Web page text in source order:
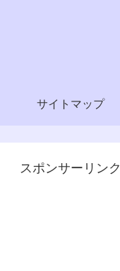
サイトマップ
スポンサーリンク